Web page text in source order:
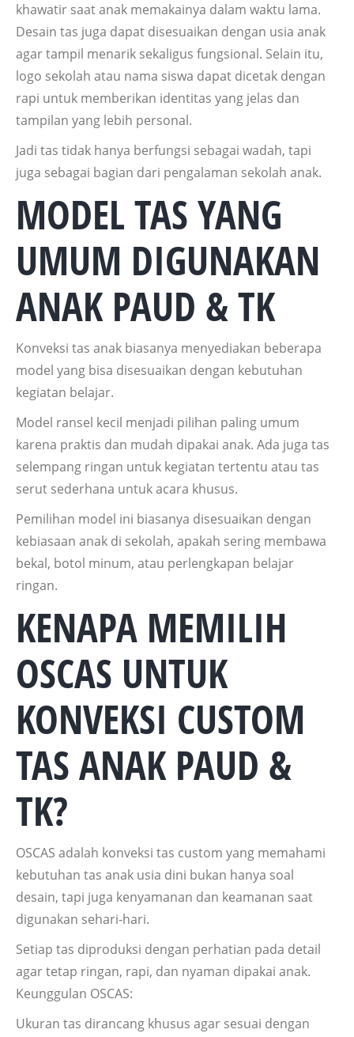
khawatir saat anak memakainya dalam waktu lama.
Desain tas juga dapat disesuaikan dengan usia anak
agar tampil menarik sekaligus fungsional. Selain itu,
logo sekolah atau nama siswa dapat dicetak dengan
rapi untuk memberikan identitas yang jelas dan
tampilan yang lebih personal.
Jadi tas tidak hanya berfungsi sebagai wadah, tapi
juga sebagai bagian dari pengalaman sekolah anak.
MODEL TAS YANG
UMUM DIGUNAKAN
ANAK PAUD & TK
Konveksi tas anak biasanya menyediakan beberapa
model yang bisa disesuaikan dengan kebutuhan
kegiatan belajar.
Model ransel kecil menjadi pilihan paling umum
karena praktis dan mudah dipakai anak. Ada juga tas
selempang ringan untuk kegiatan tertentu atau tas
serut sederhana untuk acara khusus.
Pemilihan model ini biasanya disesuaikan dengan
kebiasaan anak di sekolah, apakah sering membawa
bekal, botol minum, atau perlengkapan belajar
ringan.
KENAPA MEMILIH
OSCAS UNTUK
KONVEKSI CUSTOM
TAS ANAK PAUD &
TK?
OSCAS adalah konveksi tas custom yang memahami
kebutuhan tas anak usia dini bukan hanya soal
desain, tapi juga kenyamanan dan keamanan saat
digunakan sehari-hari.
Setiap tas diproduksi dengan perhatian pada detail
agar tetap ringan, rapi, dan nyaman dipakai anak.
Keunggulan OSCAS:
Ukuran tas dirancang khusus agar sesuai dengan